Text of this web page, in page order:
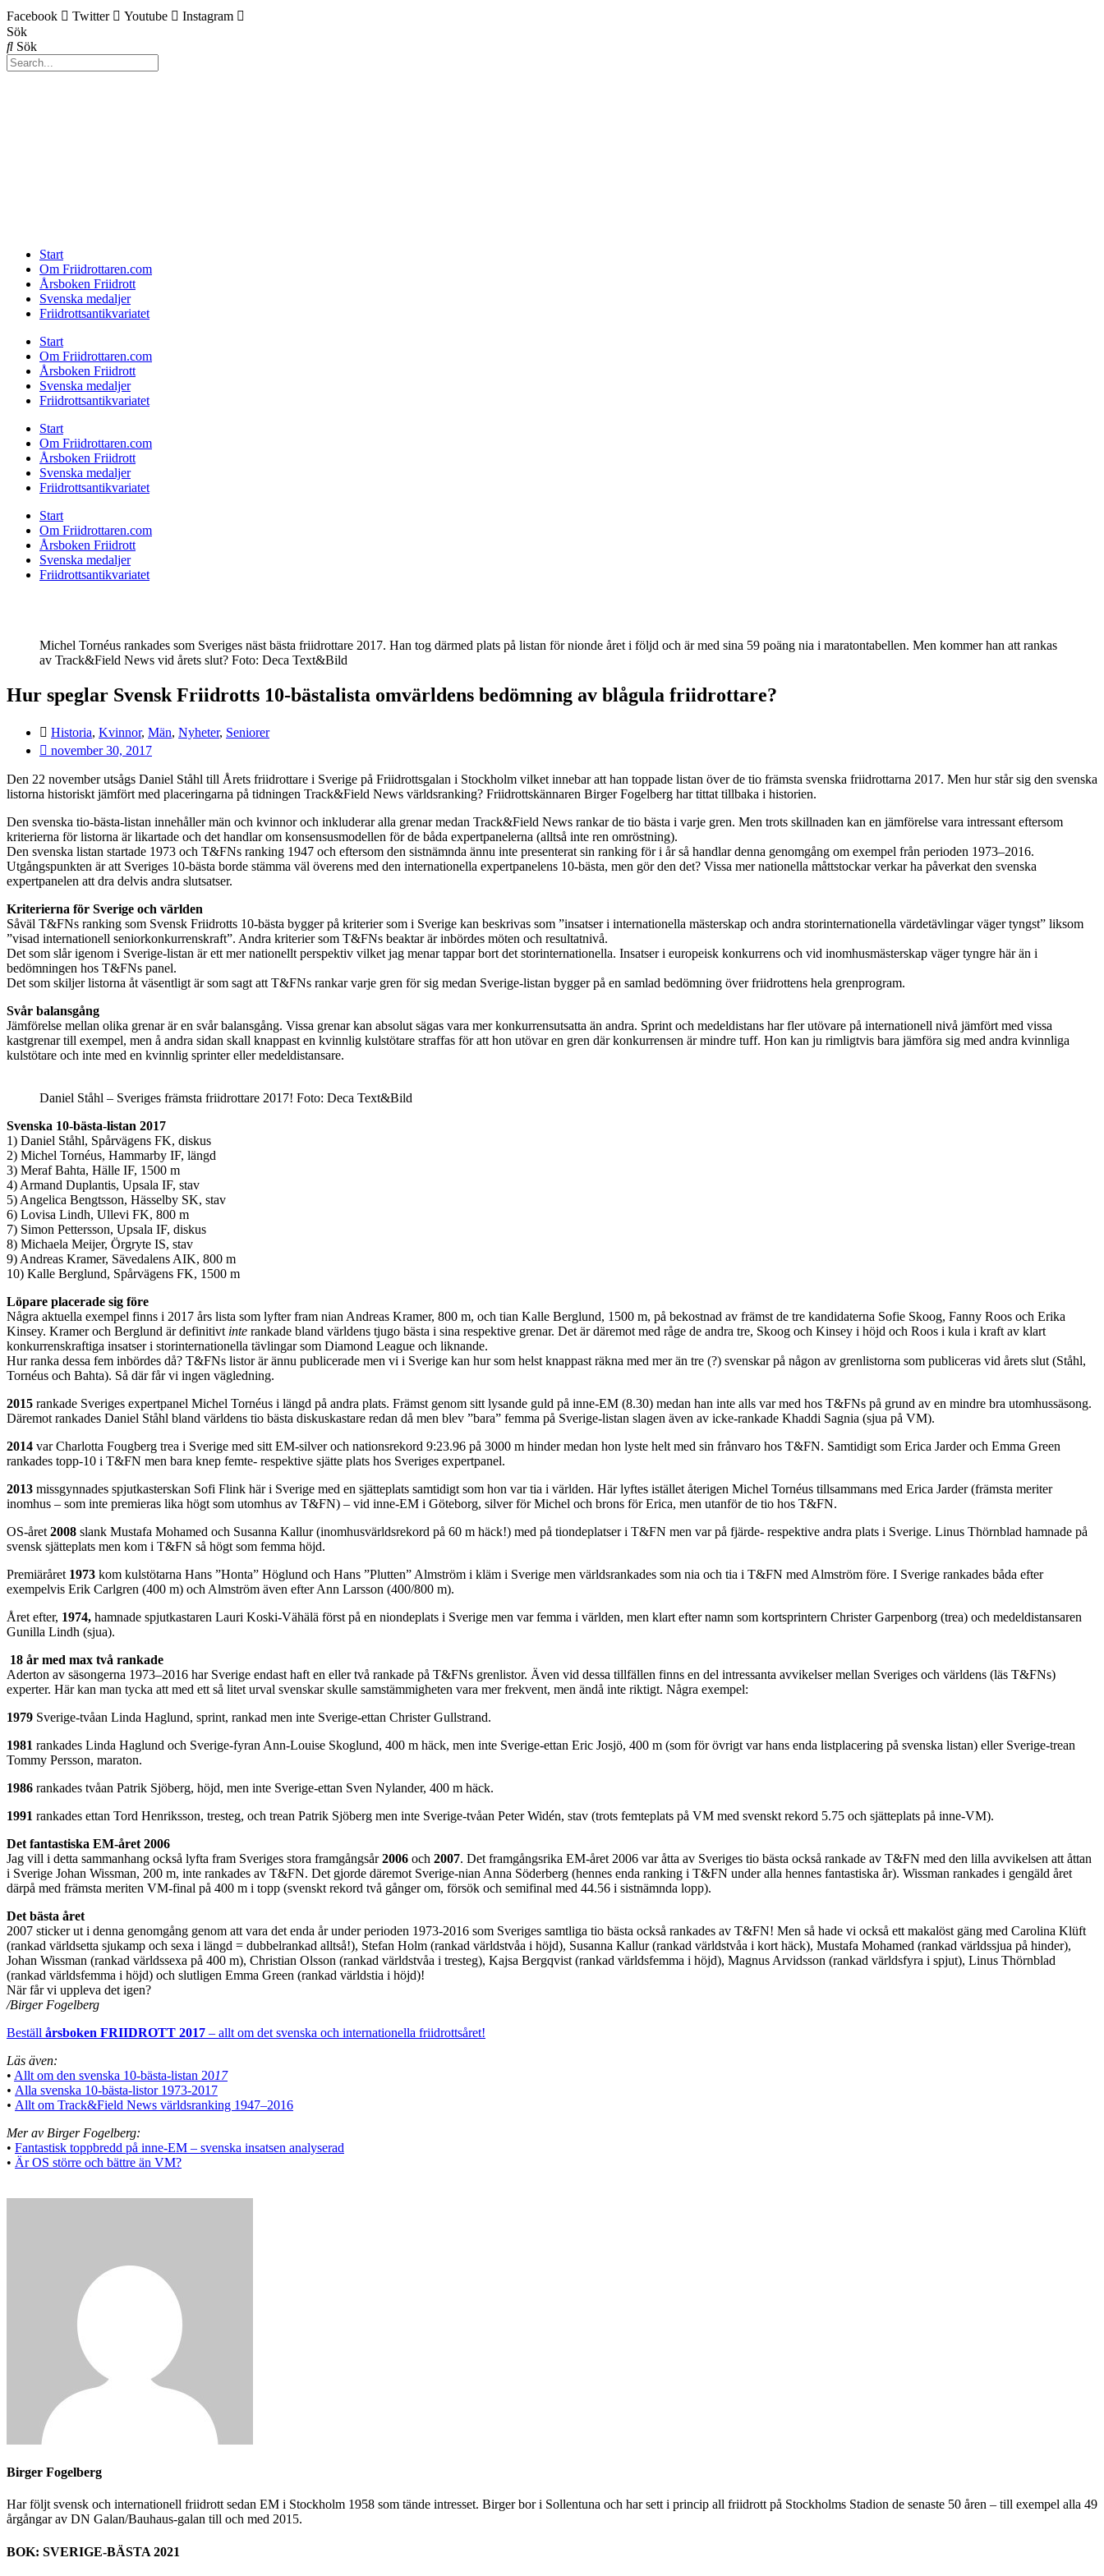
Facebook Twitter Youtube
Instagram
Sök
Sök
Start
Om Friidrottaren.com
Årsboken Friidrott
Svenska medaljer
Friidrottsantikvariatet
Start
Om Friidrottaren.com
Årsboken Friidrott
Svenska medaljer
Friidrottsantikvariatet
Start
Om Friidrottaren.com
Årsboken Friidrott
Svenska medaljer
Friidrottsantikvariatet
Start
Om Friidrottaren.com
Årsboken Friidrott
Svenska medaljer
Friidrottsantikvariatet
Michel Tornéus rankades som Sveriges näst bästa friidrottare 2017. Han tog därmed plats på listan för nionde året i följd och är med sina 59 poäng nia i maratontabellen. Men kommer han att rankas
av Track&Field News vid årets slut? Foto: Deca Text&Bild
Hur speglar Svensk Friidrotts 10-bästalista omvärldens bedömning av blågula friidrottare?
Historia, Kvinnor, Män, Nyheter, Seniorer
november 30, 2017
Den 22 november utsågs Daniel Ståhl till Årets friidrottare i Sverige på Friidrottsgalan i Stockholm vilket innebar att han toppade listan över de tio främsta svenska friidrottarna 2017. Men hur står sig den svenska
listorna historiskt jämfört med placeringarna på tidningen Track&Field News världsranking? Friidrottskännaren Birger Fogelberg har tittat tillbaka i historien.
Den svenska tio-bästa-listan innehåller män och kvinnor och inkluderar alla grenar medan Track&Field News rankar de tio bästa i varje gren. Men trots skillnaden kan en jämförelse vara intressant eftersom
kriterierna för listorna är likartade och det handlar om konsensusmodellen för de båda expertpanelerna (alltså inte ren omröstning).
Den svenska listan startade 1973 och T&FNs ranking 1947 och eftersom den sistnämnda ännu inte presenterat sin ranking för i år så handlar denna genomgång om exempel från perioden 1973–2016.
Utgångspunkten är att Sveriges 10-bästa borde stämma väl överens med den internationella expertpanelens 10-bästa, men gör den det? Vissa mer nationella måttstockar verkar ha påverkat den svenska
expertpanelen att dra delvis andra slutsatser.
Kriterierna för Sverige och världen
Såväl T&FNs ranking som Svensk Friidrotts 10-bästa bygger på kriterier som i Sverige kan beskrivas som ”insatser i internationella mästerskap och andra storinternationella värdetävlingar väger tyngst” liksom
”visad internationell seniorkonkurrenskraft”. Andra kriterier som T&FNs beaktar är inbördes möten och resultatnivå.
Det som slår igenom i Sverige-listan är ett mer nationellt perspektiv vilket jag menar tappar bort det storinternationella. Insatser i europeisk konkurrens och vid inomhusmästerskap väger tyngre här än i
bedömningen hos T&FNs panel.
Det som skiljer listorna åt väsentligt är som sagt att T&FNs rankar varje gren för sig medan Sverige-listan bygger på en samlad bedömning över friidrottens hela grenprogram.
Svår balansgång
Jämförelse mellan olika grenar är en svår balansgång. Vissa grenar kan absolut sägas vara mer konkurrensutsatta än andra. Sprint och medeldistans har fler utövare på internationell nivå jämfört med vissa
kastgrenar till exempel, men å andra sidan skall knappast en kvinnlig kulstötare straffas för att hon utövar en gren där konkurrensen är mindre tuff. Hon kan ju rimligtvis bara jämföra sig med andra kvinnliga
kulstötare och inte med en kvinnlig sprinter eller medeldistansare.
Daniel Ståhl – Sveriges främsta friidrottare 2017! Foto: Deca Text&Bild
Svenska 10-bästa-listan 2017
1) Daniel Ståhl, Spårvägens FK, diskus
2) Michel Tornéus, Hammarby IF, längd
3) Meraf Bahta, Hälle IF, 1500 m
4) Armand Duplantis, Upsala IF, stav
5) Angelica Bengtsson, Hässelby SK, stav
6) Lovisa Lindh, Ullevi FK, 800 m
7) Simon Pettersson, Upsala IF, diskus
8) Michaela Meijer, Örgryte IS, stav
9) Andreas Kramer, Sävedalens AIK, 800 m
10) Kalle Berglund, Spårvägens FK, 1500 m
Löpare placerade sig före
Några aktuella exempel finns i 2017 års lista som lyfter fram nian Andreas Kramer, 800 m, och tian Kalle Berglund, 1500 m, på bekostnad av främst de tre kandidaterna Sofie Skoog, Fanny Roos och Erika
Kinsey. Kramer och Berglund är definitivt inte rankade bland världens tjugo bästa i sina respektive grenar. Det är däremot med råge de andra tre, Skoog och Kinsey i höjd och Roos i kula i kraft av klart
konkurrenskraftiga insatser i storinternationella tävlingar som Diamond League och liknande.
Hur ranka dessa fem inbördes då? T&FNs listor är ännu publicerade men vi i Sverige kan hur som helst knappast räkna med mer än tre (?) svenskar på någon av grenlistorna som publiceras vid årets slut (Ståhl,
Tornéus och Bahta). Så där får vi ingen vägledning.
2015 rankade Sveriges expertpanel Michel Tornéus i längd på andra plats. Främst genom sitt lysande guld på inne-EM (8.30) medan han inte alls var med hos T&FNs på grund av en mindre bra utomhussäsong.
Däremot rankades Daniel Ståhl bland världens tio bästa diskuskastare redan då men blev ”bara” femma på Sverige-listan slagen även av icke-rankade Khaddi Sagnia (sjua på VM).
2014 var Charlotta Fougberg trea i Sverige med sitt EM-silver och nationsrekord 9:23.96 på 3000 m hinder medan hon lyste helt med sin frånvaro hos T&FN. Samtidigt som Erica Jarder och Emma Green
rankades topp-10 i T&FN men bara knep femte- respektive sjätte plats hos Sveriges expertpanel.
2013 missgynnades spjutkasterskan Sofi Flink här i Sverige med en sjätteplats samtidigt som hon var tia i världen. Här lyftes istället återigen Michel Tornéus tillsammans med Erica Jarder (främsta meriter
inomhus – som inte premieras lika högt som utomhus av T&FN) – vid inne-EM i Göteborg, silver för Michel och brons för Erica, men utanför de tio hos T&FN.
OS-året 2008 slank Mustafa Mohamed och Susanna Kallur (inomhusvärldsrekord på 60 m häck!) med på tiondeplatser i T&FN men var på fjärde- respektive andra plats i Sverige. Linus Thörnblad hamnade på
svensk sjätteplats men kom i T&FN så högt som femma höjd.
Premiäråret 1973 kom kulstötarna Hans ”Honta” Höglund och Hans ”Plutten” Almström i kläm i Sverige men världsrankades som nia och tia i T&FN med Almström före. I Sverige rankades båda efter
exempelvis Erik Carlgren (400 m) och Almström även efter Ann Larsson (400/800 m).
Året efter, 1974, hamnade spjutkastaren Lauri Koski-Vähälä först på en niondeplats i Sverige men var femma i världen, men klart efter namn som kortsprintern Christer Garpenborg (trea) och medeldistansaren
Gunilla Lindh (sjua).
18 år med max två rankade
Aderton av säsongerna 1973–2016 har Sverige endast haft en eller två rankade på T&FNs grenlistor. Även vid dessa tillfällen finns en del intressanta avvikelser mellan Sveriges och världens (läs T&FNs)
experter. Här kan man tycka att med ett så litet urval svenskar skulle samstämmigheten vara mer frekvent, men ändå inte riktigt. Några exempel:
1979 Sverige-tvåan Linda Haglund, sprint, rankad men inte Sverige-ettan Christer Gullstrand.
1981 rankades Linda Haglund och Sverige-fyran Ann-Louise Skoglund, 400 m häck, men inte Sverige-ettan Eric Josjö, 400 m (som för övrigt var hans enda listplacering på svenska listan) eller Sverige-trean
Tommy Persson, maraton.
1986 rankades tvåan Patrik Sjöberg, höjd, men inte Sverige-ettan Sven Nylander, 400 m häck.
1991 rankades ettan Tord Henriksson, tresteg, och trean Patrik Sjöberg men inte Sverige-tvåan Peter Widén, stav (trots femteplats på VM med svenskt rekord 5.75 och sjätteplats på inne-VM).
Det fantastiska EM-året 2006
Jag vill i detta sammanhang också lyfta fram Sveriges stora framgångsår2006 och 2007. Det framgångsrika EM-året 2006 var åtta av Sveriges tio bästa också rankade av T&FN med den lilla avvikelsen att åttan
i Sverige Johan Wissman, 200 m, inte rankades av T&FN. Det gjorde däremot Sverige-nian Anna Söderberg (hennes enda ranking i T&FN under alla hennes fantastiska år). Wissman rankades i gengäld året
därpå med främsta meriten VM-final på 400 m i topp (svenskt rekord två gånger om, försök och semifinal med 44.56 i sistnämnda lopp).
Det bästa året
2007 sticker ut i denna genomgång genom att vara det enda år under perioden 1973-2016 som Sveriges samtliga tio bästa också rankades av T&FN! Men så hade vi också ett makalöst gäng med Carolina Klüft
(rankad världsetta sjukamp och sexa i längd = dubbelrankad alltså!), Stefan Holm (rankad världstvåa i höjd), Susanna Kallur (rankad världstvåa i kort häck), Mustafa Mohamed (rankad världssjua på hinder),
Johan Wissman (rankad världssexa på 400 m), Christian Olsson (rankad världstvåa i tresteg), Kajsa Bergqvist (rankad världsfemma i höjd), Magnus Arvidsson (rankad världsfyra i spjut), Linus Thörnblad
(rankad världsfemma i höjd) och slutligen Emma Green (rankad världstia i höjd)!
När får vi uppleva det igen?
/Birger Fogelberg
Beställ årsboken FRIIDROTT 2017 – allt om det svenska och internationella friidrottsåret!
Läs även:
• Allt om den svenska 10-bästa-listan 2017
• Alla svenska 10-bästa-listor 1973-2017
• Allt om Track&Field News världsranking 1947–2016
Mer av Birger Fogelberg:
• Fantastisk toppbredd på inne-EM – svenska insatsen analyserad
• Är OS större och bättre än VM?
Birger Fogelberg
Har följt svensk och internationell friidrott sedan EM i Stockholm 1958 som tände intresset. Birger bor i Sollentuna och har sett i princip all friidrott på Stockholms Stadion de senaste 50 åren – till exempel alla 49
årgångar av DN Galan/Bauhaus-galan till och med 2015.
BOK: SVERIGE-BÄSTA 2021